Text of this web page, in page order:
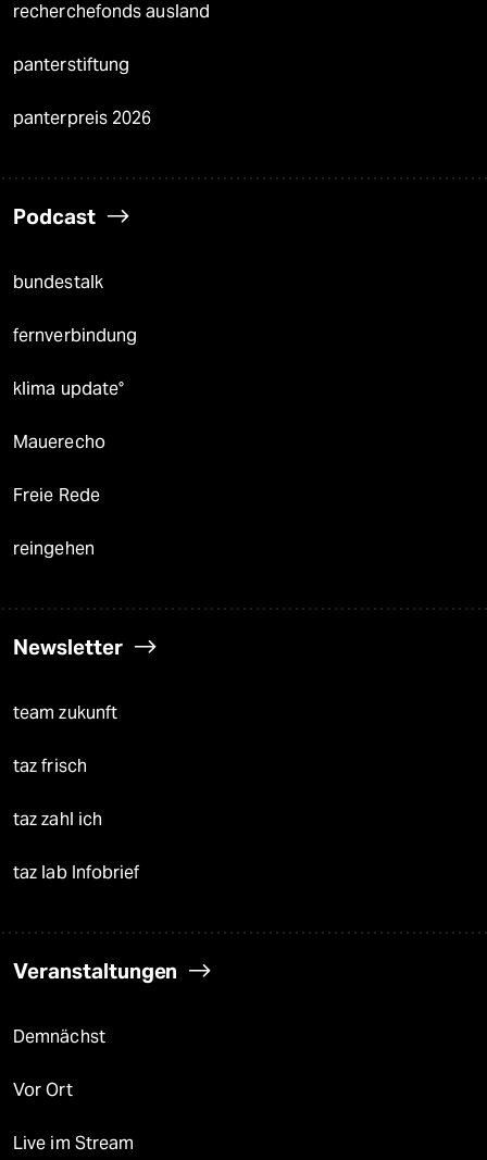
recherchefonds ausland
panterstiftung
panterpreis 2026
Podcast
bundestalk
fernverbindung
klima update°
Mauerecho
Freie Rede
reingehen
Newsletter
team zukunft
taz frisch
taz zahl ich
taz lab Infobrief
Veranstaltungen
Demnächst
Vor Ort
Live im Stream